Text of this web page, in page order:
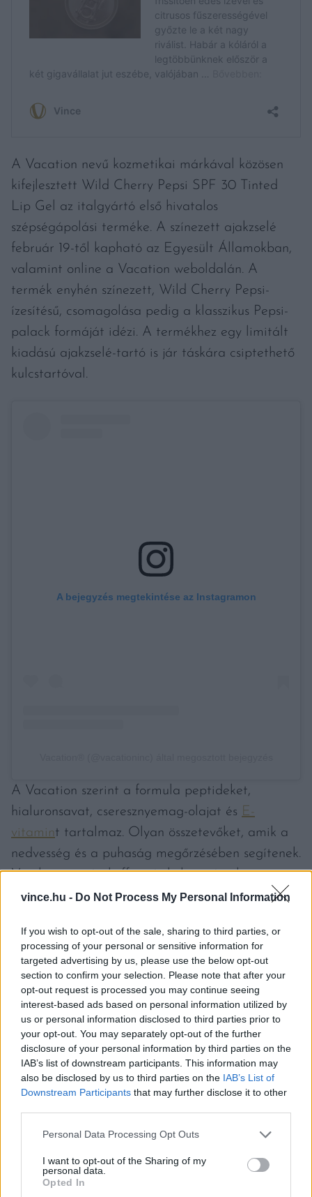
vince.hu - Do Not Process My Personal Information
If you wish to opt-out of the sale, sharing to third parties, or
processing of your personal or sensitive information for
targeted advertising by us, please use the below opt-out
section to confirm your selection. Please note that after your
opt-out request is processed you may continue seeing
interest-based ads based on personal information utilized by
us or personal information disclosed to third parties prior to
your opt-out. You may separately opt-out of the further
disclosure of your personal information by third parties on the
IAB’s list of downstream participants. This information may
also be disclosed by us to third parties on the IAB’s List of
Downstream Participants that may further disclose it to other
Please note that this website/app uses one or more Google
not limited to your visit or usage behaviour. You may click to
grant or deny consent to Google and its third-party tags to
use your data for below specified purposes in below Google
Personal Data Processing Opt Outs
I want to opt-out of the Sharing of my
personal data.
Opted In
A Vacation nevű kozmetikai márkával közösen
kifejlesztett Wild Cherry Pepsi SPF 30 Tinted
Lip Gel az italgyártó első hivatalos
szépségápolási terméke. A színezett ajakzselé
február 19-től kapható az Egyesült Államokban,
valamint online a Vacation weboldalán. A
termék enyhén színezett, Wild Cherry Pepsi-
ízesítésű, csomagolása pedig a klasszikus Pepsi-
palack formáját idézi. A termékhez egy limitált
kiadású ajakzselé-tartó is jár táskára csiptethető
kulcstartóval.
A bejegyzés megtekintése az Instagramon
A Vacation szerint a formula peptideket,
hialuronsavat, cseresznyemag-olajat és E-
vitamint tartalmaz. Olyan összetevőket, amik a
nedvesség és a puhaság megőrzésében segítenek.
Van benne még koffein és kolanövény-kivonat is,
ezeket a kozmetikai termékekben a bőr
csökkentheti a duzzanatok láthatóságát és
frissebb megjelenést kölcsönözhet, a kolanövény
pedig antioxidáns hatású vegyületeket
tartalmaz, amik segíthetnek megvédeni a bőrt a
környezeti hatásoktól. A zselé SPF 30-as, vízálló
formulája akár 80 percig véd az UVA- és UVB-
sugaraktól, így ideális az ajkak napközbeni
védelmére.
dolgozott együtt divat- és életmódmárkákkal, a
Wild Cherry Pepsi SPF 30 Tinted Lip Gel az első
hivatalosan engedélyezett sminkterméke. A